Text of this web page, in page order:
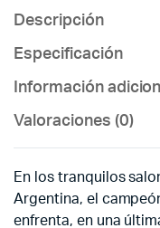
Descripción
Especificación
Información
Valoraciones (0)
En los tranquilos
Argentina, el
enfrenta, en una